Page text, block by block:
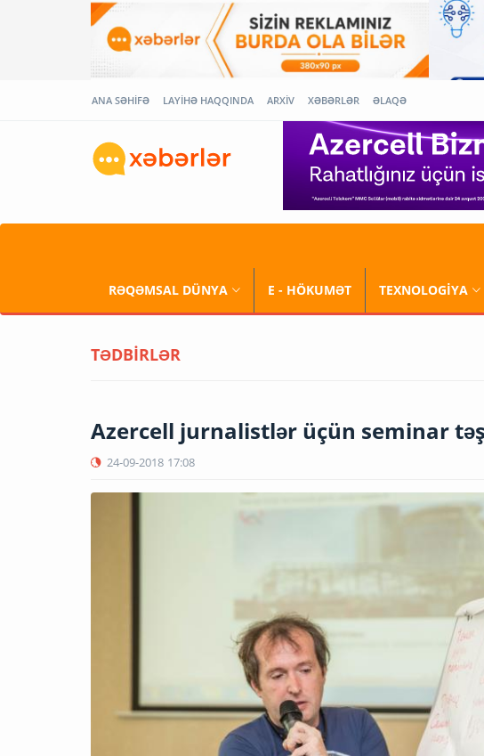
ANA SƏHİFƏ LAYİHƏ HAQQINDA ARXİV XƏBƏRLƏR ƏLAQƏ
RƏQƏMSAL DÜNYA E - HÖKUMƏT TEXNOLOGİYA
TƏDBİRLƏR
Azercell jurnalistlər üçün seminar
24-09-2018 17:08